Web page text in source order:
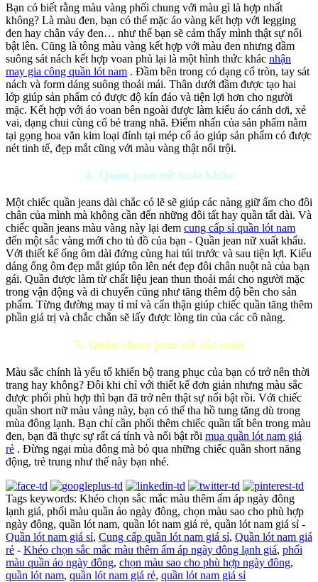
Bạn có biết rằng màu vàng phối chung với màu gì là hợp nhất
không? Là màu đen, bạn có thể mặc áo vàng kết hợp với legging
đen hay chân váy đen… như thế bạn sẽ cảm thấy mình thật sự nổi
bật lên. Cũng là tông màu vàng kết hợp với màu đen nhưng đầm
suông sát nách kết hợp voan phủ lại là một hình thức khác nhận
may gia công quần lót nam . Đầm bên trong có dạng cổ tròn, tay sát
nách và form dáng suông thoải mái. Thân dưới đầm được tạo hai
lớp giúp sản phẩm có được độ kín đáo và tiện lợi hơn cho người
mặc. Kết hợp với áo voan bên ngoài được làm kiểu áo cánh dơi, xẻ
vai, dạng chui cùng cổ bẻ trang nhã. Điểm nhấn của sản phẩm nằm
tại gọng hoa văn kim loại đính tại mép cổ áo giúp sản phẩm có được
nét tinh tế, đẹp mắt cũng với màu vàng thật nổi trội.
4. Quần jean nữ xuất khẩu
Một chiếc quần jeans dài chắc có lẽ sẽ giúp các nàng giữ ấm cho đôi
chân của mình mà không cần đến những đôi tất hay quần tất dài. Và
chiếc quần jeans màu vàng này lại đem cung cấp sỉ quần lót nam
đến một sắc vàng mới cho tủ đồ của bạn - Quần jean nữ xuất khẩu.
Với thiết kế ống ôm dài đứng cùng hai túi trước và sau tiện lợi. Kiểu
dáng ống ôm đẹp mắt giúp tôn lên nét đẹp đôi chân nuột nà của bạn
gái. Quần được làm từ chất liệu jean thun thoải mái cho người mặc
trong vận động và di chuyển cũng như tăng thêm độ bền cho sản
phẩm. Từng đường may tỉ mỉ và cẩn thận giúp chiếc quần tăng thêm
phần giá trị và chắc chắn sẽ lấy được lòng tin của các cô nàng.
5. Quần short jean nữ sắc màu
Màu sắc chính là yếu tố khiến bộ trang phục của bạn có trở nên thời
trang hay không? Đôi khi chỉ với thiết kế đơn giản nhưng màu sắc
được phối phù hợp thì bạn đã trở nên thật sự nổi bật rồi. Với chiếc
quần short nữ màu vàng này, bạn có thể tha hồ tung tăng dù trong
mùa đông lạnh. Bạn chỉ cần phối thêm chiếc quần tất bên trong màu
đen, bạn đã thực sự rất cá tính và nổi bật rồi mua quần lót nam giá
rẻ . Đừng ngại mùa đông mà bỏ qua những chiếc quần short năng
động, trẻ trung như thế này bạn nhé.
Tags keywords: Khéo chọn sắc mắc màu thêm ấm áp ngày đông
lạnh giá, phối màu quần áo ngày đông, chọn màu sao cho phù hợp
ngày đông, quần lót nam, quần lót nam giá rẻ, quần lót nam giá sỉ -
Quần lót nam giá sỉ, Cung cấp quần lót nam giá sỉ, Quần lót nam giá
rẻ - Khéo chọn sắc mắc màu thêm ấm áp ngày đông lạnh giá, phối
màu quần áo ngày đông, chọn màu sao cho phù hợp ngày đông,
quần lót nam, quần lót nam giá rẻ, quần lót nam giá sỉ